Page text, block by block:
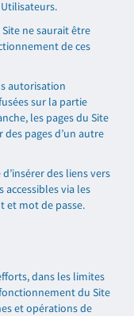
ne saurait être
de ces
autorisation
sur la partie
les pages du Site
pages d’un autre
des liens vers
via les
et mot de passe.
dans les limites
du Site
et opérations de